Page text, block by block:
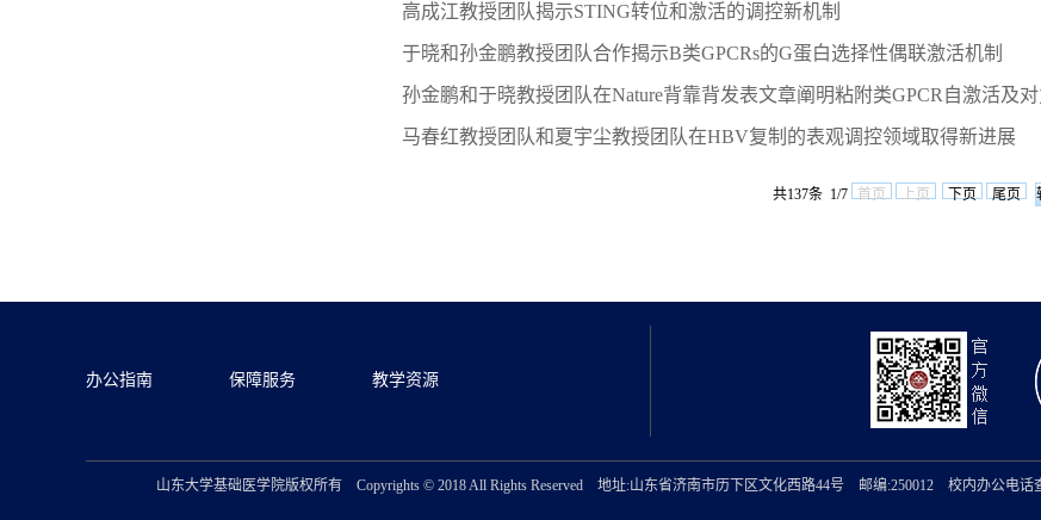
高成江教授团队揭示STING转位和激活的调控新机制
于晓和孙金鹏教授团队合作揭示B类GPCRs的G蛋白选择性偶联激活机制
孙金鹏和于晓教授团队在Nature背靠背发表文章阐明粘附类GPCR自激活及
马春红教授团队和夏宇尘教授团队在HBV复制的表观调控领域取得新进展
共137条 1/7 首页 上页 下页 尾页
办公指南 保障服务 教学资源
山东大学基础医学院版权所有 Copyrights © 2018 All Rights Reserved 地址:山东省济南市历下区文化西路44号 邮编:250012 校内办公电话